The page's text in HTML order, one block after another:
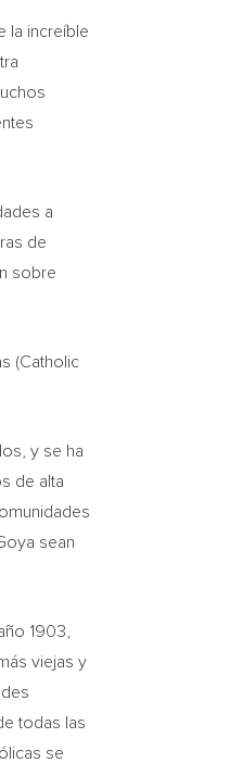
la increíble
a
de
sobre
(Catholic
y se ha
de alta
sean
1903,
viejas y
todas las
se